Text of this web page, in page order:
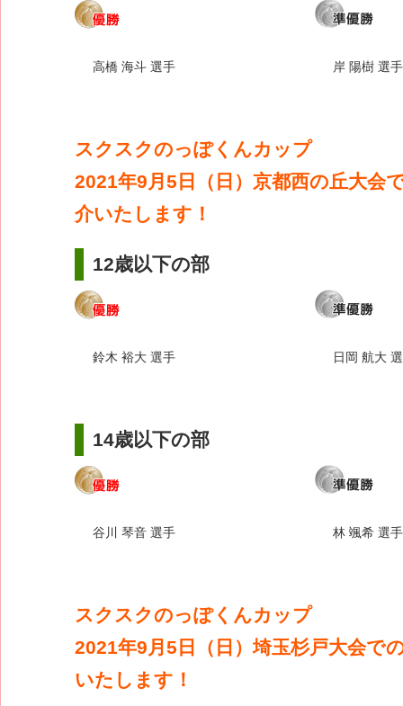
高橋 海斗 選手 岸 陽樹 選手
スクスクのっぽくんカップ
2021年9月5日（日）京都西の丘大会
介いたします！
12歳以下の部
鈴木 裕大 選手 日岡 航大
14歳以下の部
谷川 琴音 選手 林 颯希 選手
スクスクのっぽくんカップ
2021年9月5日（日）埼玉杉戸大会で
いたします！